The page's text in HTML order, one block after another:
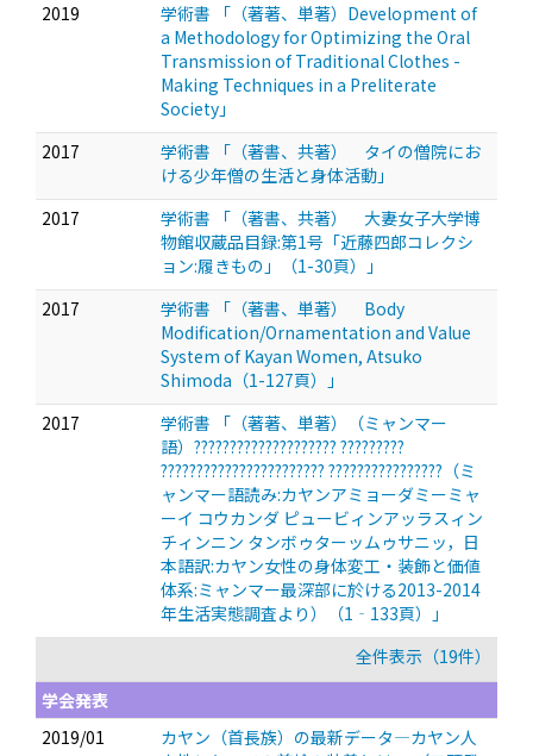
2019
学術書 「（著著、単著）Development of
a Methodology for Optimizing the Oral
Transmission of Traditional Clothes -
Making Techniques in a Preliterate
Society」
2017
学術書 「（著書、共著） タイの僧院にお
ける少年僧の生活と身体活動」
2017
学術書 「（著書、共著） 大妻女子大学博
物館収蔵品目録:第1号「近藤四郎コレクシ
ョン:履きもの」（1-30頁）」
2017
学術書 「（著書、単著） Body
Modification/Ornamentation and Value
System of Kayan Women, Atsuko
Shimoda（1-127頁）」
2017
学術書 「（著著、単著）（ミャンマー
語）???????????????????? ?????????
??????????????????????? ????????????????（ミ
ャンマー語読み:カヤンアミョーダミーミャ
ーイ コウカンダ ピュービィンアッラスィン
チィンニン タンボゥターッムゥサニッ，日
本語訳:カヤン女性の身体変工・装飾と価値
体系:ミャンマー最深部に於ける2013-2014
年生活実態調査より）（1‐133頁）」
全件表示（19件）
学会発表
2019/01
カヤン（首長族）の最新データ—カヤン人